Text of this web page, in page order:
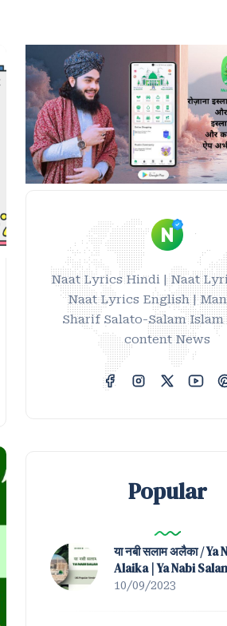
Naat Lyrics Hindi | Naat
Naat Lyrics English |
Sharif Salato-Salam
content News
Popular
या नबी सलाम अलैका / Ya
Alaika | Ya Nabi
(All Popular Versions)
10/09/2023